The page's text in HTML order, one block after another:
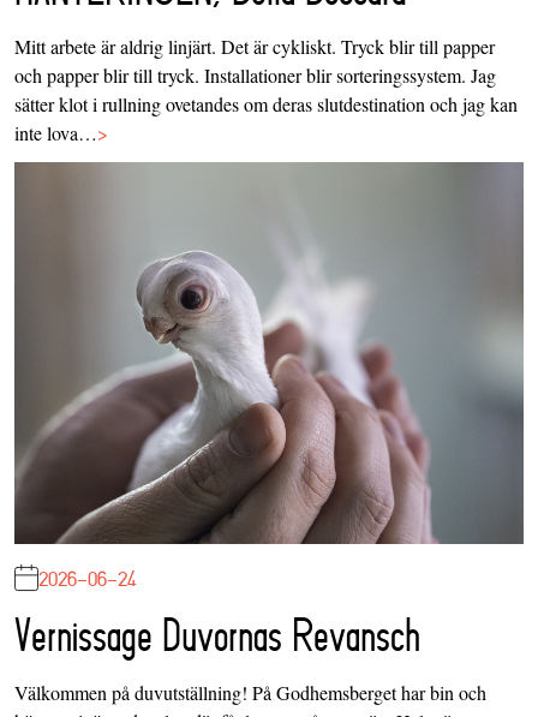
Mitt arbete är aldrig linjärt. Det är cykliskt. Tryck blir till papper
och papper blir till tryck. Installationer blir sorteringssystem. Jag
sätter klot i rullning ovetandes om deras slutdestination och jag kan
inte lova…>
2026-06-24
Vernissage Duvornas Revansch
Välkommen på duvutställning! På Godhemsberget har bin och